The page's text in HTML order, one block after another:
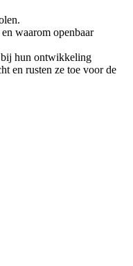
waarom openbaar
bij hun ontwikkeling
en rusten ze toe voor de